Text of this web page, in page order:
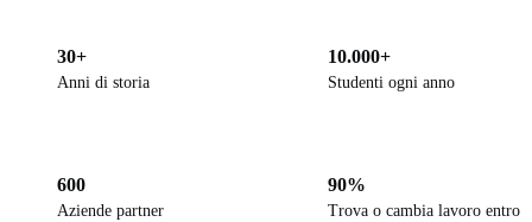
30+
Anni di storia
10.000+
Studenti ogni anno
600
Aziende partner
90%
Trova o cambia lavoro entro